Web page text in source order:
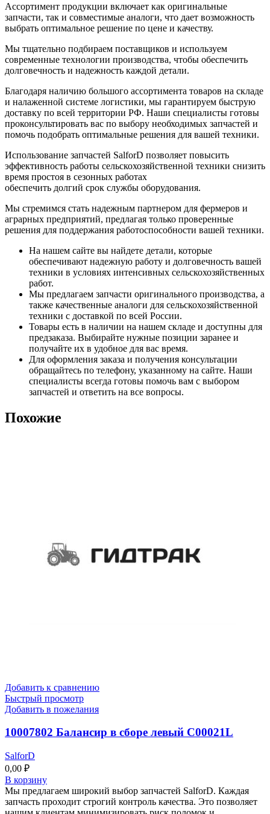
Ассортимент продукции включает как оригинальные
запчасти, так и совместимые аналоги, что дает возможность
выбрать оптимальное решение по цене и качеству.
Мы тщательно подбираем поставщиков и используем
современные технологии производства, чтобы обеспечить
долговечность и надежность каждой детали.
Благодаря наличию большого ассортимента товаров на складе
и налаженной системе логистики, мы гарантируем быструю
доставку по всей территории РФ. Наши специалисты готовы
проконсультировать вас по выбору необходимых запчастей и
помочь подобрать оптимальные решения для вашей техники.
Использование запчастей SalforD позволяет повысить
эффективность работы сельскохозяйственной техники снизить
время простоя в сезонных работах
обеспечить долгий срок службы оборудования.
Мы стремимся стать надежным партнером для фермеров и
аграрных предприятий, предлагая только проверенные
решения для поддержания работоспособности вашей техники.
На нашем сайте вы найдете детали, которые
обеспечивают надежную работу и долговечность вашей
техники в условиях интенсивных сельскохозяйственных
работ.
Мы предлагаем запчасти оригинального производства, а
также качественные аналоги для сельскохозяйственной
техники с доставкой по всей России.
Товары есть в наличии на нашем складе и доступны для
предзаказа. Выбирайте нужные позиции заранее и
получайте их в удобное для вас время.
Для оформления заказа и получения консультации
обращайтесь по телефону, указанному на сайте. Наши
специалисты всегда готовы помочь вам с выбором
запчастей и ответить на все вопросы.
Похожие
Добавить к сравнению
Быстрый просмотр
Добавить в пожелания
10007802 Балансир в сборе левый C00021L
SalforD
0,00 ₽
В корзину
Мы предлагаем широкий выбор запчастей SalforD. Каждая
запчасть проходит строгий контроль качества. Это позволяет